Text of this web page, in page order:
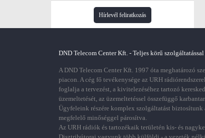
Hírlevél feliratkozás
DND Telecom Center Kft. - Teljes körű
A DND Telecom Center Kft. 1997 óta meghatározó
piacon. A cég fő tevékenysége az URH
foglalja a tervezést, a kivitelezéséhez tartozó
üzemeltetését, az üzemeltetéssel összefüggő
Ügyfeleink részére komplex szolgáltatást
megfelelő minőséggel párosítva.
Az URH rádiók és tartozékaik területén kis- és